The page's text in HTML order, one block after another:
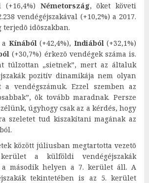
(+16,4%) Németország, õket követi
vendégéjszakával (+10,2%) a 2017.
idõszakban.
Kínából(+42,4%), Indiából(+32,1%)
(+30,7%) érkezõ vendégek száma is.
túlzottan „sietnek”, mert az általuk
pozitív dinamikája nem olyan
vendégszámuk. Ezzel szemben az
õk tovább maradnak. Persze
úgyhogy csak az a kérdés, hogy
szeletet tud kiszakítani magának az
között júliusban megtartotta vezetõ
a külföldi vendégéjszakák
a második helyen a 7. kerület áll. A
tekintetében is az 5. kerület